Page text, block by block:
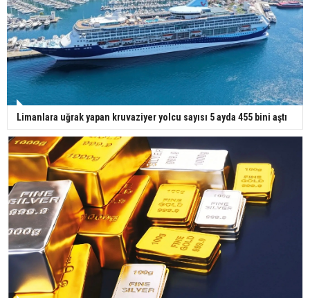
Limanlara uğrak yapan kruvaziyer yolcu sayısı 5 ayda 455 bini aştı